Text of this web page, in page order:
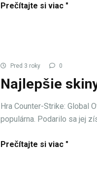
Prečítajte si viac "
Pred 3 roky 0
Najlepšie
Hra Counter-Strike: Global
populárna. Podarilo sa jej
Prečítajte si viac "